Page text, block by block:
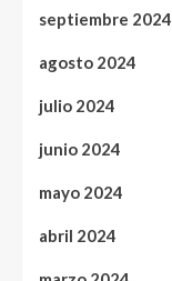
septiembre 2024
agosto 2024
julio 2024
junio 2024
mayo 2024
abril 2024